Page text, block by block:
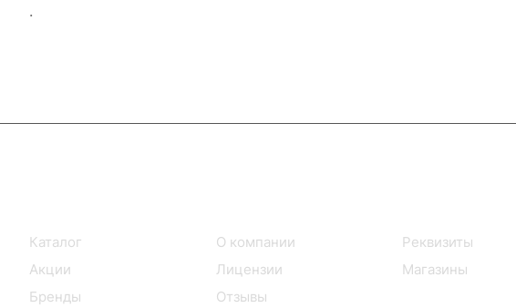
.
Каталог
Акции
Бренды
О компании
Лицензии
Отзывы
Реквизиты
Магазины